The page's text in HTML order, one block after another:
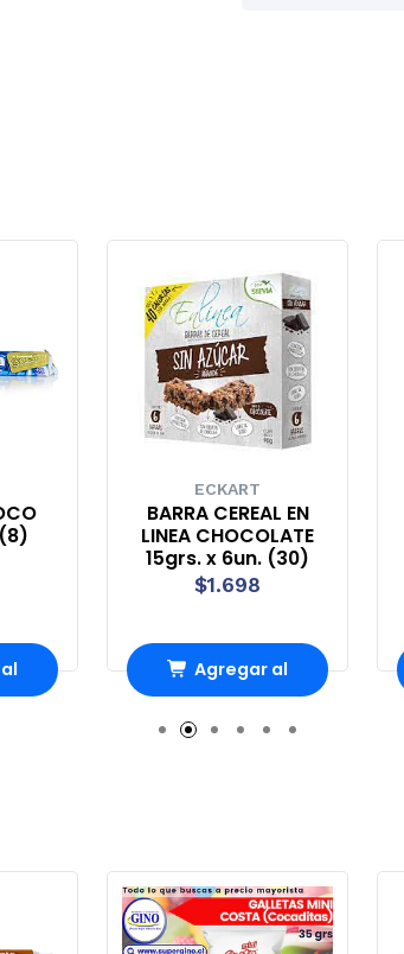
BARRA CEREAL EN
LINEA CHOCOLATE
15grs. x 6un. (30)
Agregar al
BEBETO
MUTIFRUTA